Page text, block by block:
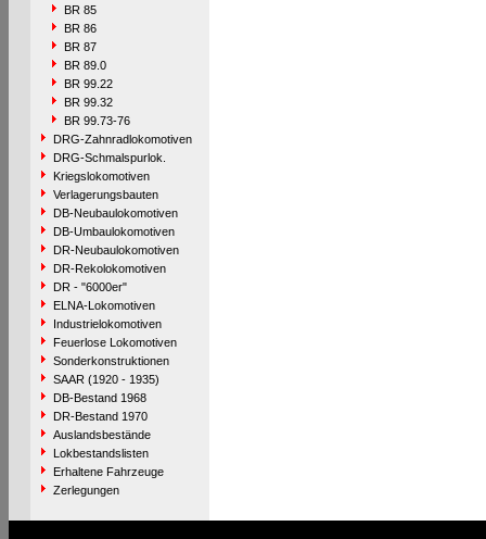
BR 85
BR 86
BR 87
BR 89.0
BR 99.22
BR 99.32
BR 99.73-76
DRG-Zahnradlokomotiven
DRG-Schmalspurlok.
Kriegslokomotiven
Verlagerungsbauten
DB-Neubaulokomotiven
DB-Umbaulokomotiven
DR-Neubaulokomotiven
DR-Rekolokomotiven
DR - "6000er"
ELNA-Lokomotiven
Industrielokomotiven
Feuerlose Lokomotiven
Sonderkonstruktionen
SAAR (1920 - 1935)
DB-Bestand 1968
DR-Bestand 1970
Auslandsbestände
Lokbestandslisten
Erhaltene Fahrzeuge
Zerlegungen